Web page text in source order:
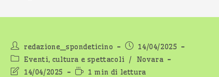
Autore
dell'articolo:
redazione_spondeticino
Articolo
pubblicato:
14/04/2025
Categoria
dell'articolo:
Eventi, cultura e spettacoli /
Novara
Ultima14/04/2025
Tempo1 min di lettura